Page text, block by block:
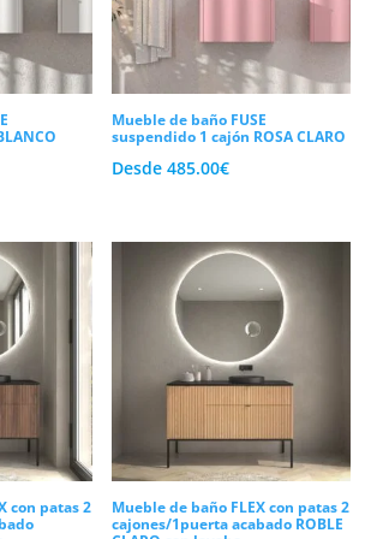
gracias a su capacidad
espacios diáfanos y facilitar la
suelo. Además, al analizar los
baño
más demandados por
observamos el triunfo
los frentes de madera
que aportan calidez y gran
Por otro lado, los acabados
colores mate antihuellas,
salvia, el azul oscuro o el
puro, se han consolidado
preferida para ambientes
modernos.
Mueble de baño FUSE
suspendido 1 cajón ROSA CLARO
Desde485.00€
con patas 2
Mueble de baño FLEX con patas 2
cajones/1puerta acabado ROBLE